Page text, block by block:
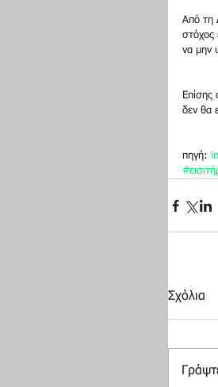
Από τη
στόχος
να μην
Επίσης
δεν θα
πηγή:
Σχόλια